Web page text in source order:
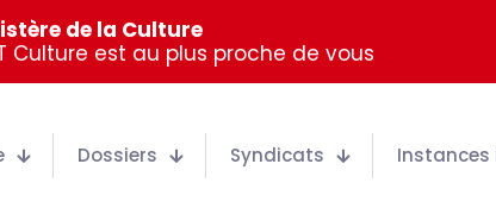
de la Culture
Culture est au plus proche de vous
Dossiers Syndicats Instances